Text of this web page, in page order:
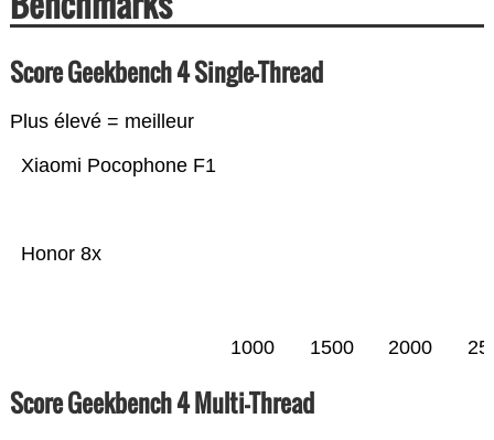
Score Geekbench 4 Single-Thread
Plus élevé = meilleur
Honor 8x
Xiaomi Pocophone F1
1000 1500 2000
Score Geekbench 4 Multi-Thread